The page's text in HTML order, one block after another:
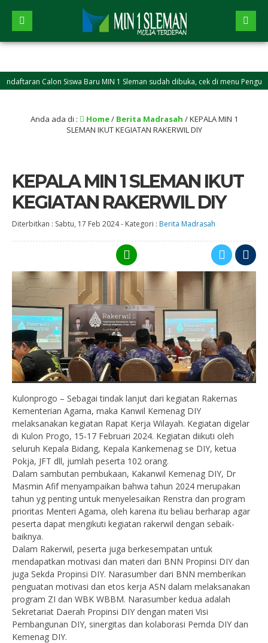
Calon Siswa Baru MIN 1 Sleman sudah dibuka, cek di menu Pengumuman
Anda ada di : Home/ Berita Madrasah /KEPALA MIN 1
SLEMAN IKUT KEGIATAN RAKERWIL DIY
KEPALA MIN 1 SLEMAN IKUT
KEGIATAN RAKERWIL DIY
Diterbitkan : Sabtu, 17 Feb 2024- Kategori : Berita Madrasah
Kulonprogo – Sebagai tindak lanjut dari kegiatan Rakernas
Kementerian Agama, maka Kanwil Kemenag DIY
melaksanakan kegiatan Rapat Kerja Wilayah. Kegiatan digelar
di Kulon Progo, 15-17 Februari 2024. Kegiatan diikuti oleh
seluruh Kepala Bidang, Kepala Kankemenag se DIY, ketua
Pokja, JFT dll, jumlah peserta 102 orang.
Dalam sambutan pembukaan, Kakanwil Kemenag DIY, Dr
Masmin Afif menyampaikan bahwa tahun 2024 merupakan
tahun yg penting untuk menyelesaikan Renstra dan program
prioritas Menteri Agama, oleh karena itu beliau berharap agar
peserta dapat mengikuti kegiatan rakerwil dengan sebaik-
baiknya.
Dalam Rakerwil, peserta juga berkesempatan untuk
mendapatkan motivasi dan materi dari BNN Propinsi DIY dan
juga Sekda Propinsi DIY. Narasumber dari BNN memberikan
penguatan motivasi dan etos kerja ASN dalam melaksanakan
program ZI dan WBK WBBM. Narasumber kedua adalah
Sekretariat Daerah Propinsi DIY dengan materi Visi
Pembangunan DIY, sinergitas dan kolaborasi Pemda DIY dan
Kemenag DIY.